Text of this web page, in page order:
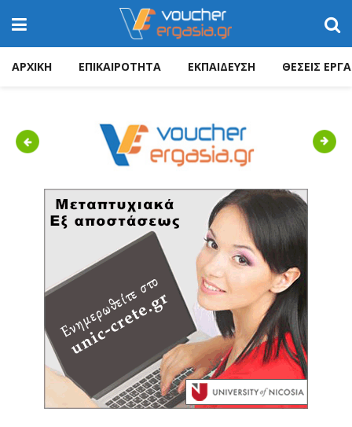
ΑΡΧΙΚΗ ΕΠΙΚΑΙΡΟΤΗΤΑ ΕΚΠΑΙΔΕΥΣΗ ΘΕΣΕΙΣ
Previous Next